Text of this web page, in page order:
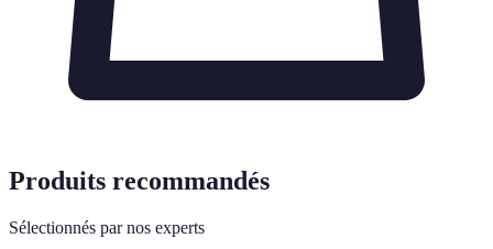
Produits recommandés
Sélectionnés par nos experts